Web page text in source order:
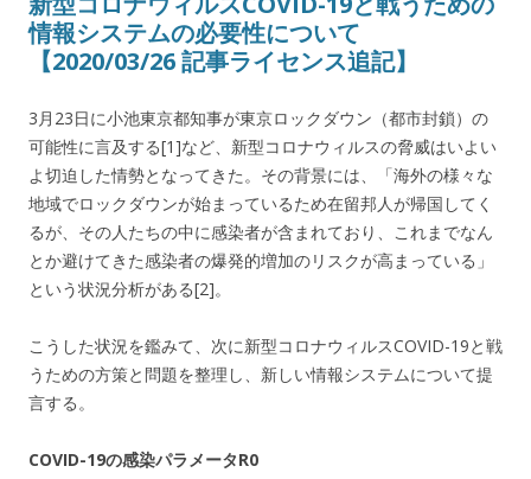
情報システムの必要性について
【2020/03/26 記事ライセンス追記】
3月23日に小池東京都知事が東京ロックダウン（都市封鎖）の
可能性に言及する[1]など、新型コロナウィルスの脅威はいよい
よ切迫した情勢となってきた。その背景には、「海外の様々な
地域でロックダウンが始まっているため在留邦人が帰国してく
るが、その人たちの中に感染者が含まれており、これまでなん
とか避けてきた感染者の爆発的増加のリスクが高まっている」
という状況分析がある[2]。
こうした状況を鑑みて、次に新型コロナウィルスCOVID-19と戦
うための方策と問題を整理し、新しい情報システムについて提
言する。
COVID-19の感染パラメータR0